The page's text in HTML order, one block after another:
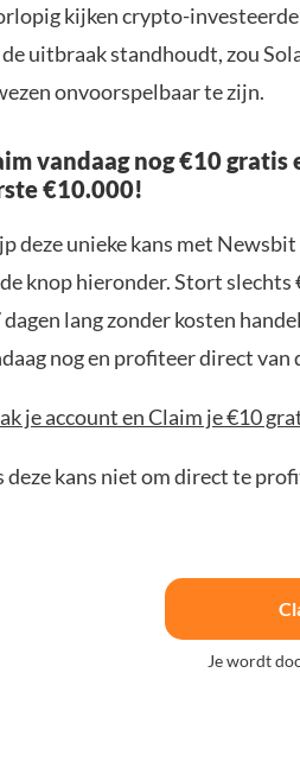
kijken crypto-
uitbraak standhoudt, zou
onvoorspelbaar te zijn.
vandaag nog €10
€10.000!
deze unieke kans met
knop hieronder. Stort
dagen lang zonder kosten
nog en profiteer direct
je account en Claim je €10
deze kans niet om direct te
Je wordt